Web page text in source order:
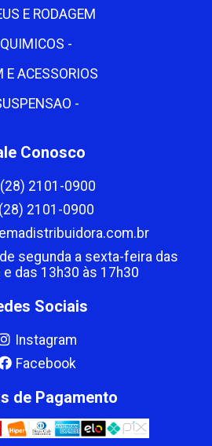
E RODAGEM
QUIMICOS -
E ACESSORIOS
-
Conosco
(28) 2101-0900
(28) 2101-0900
segunda a sexta-feira das
e das 13h30 às 17h30
Sociais
Instagram
Facebook
de Pagamento